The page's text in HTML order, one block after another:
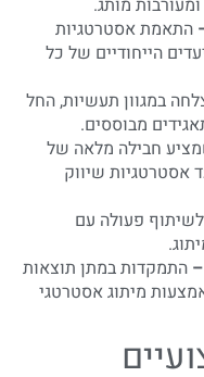
מותג.
התאמת אסטרטגיות
הייחודיים של כל
במגוון תעשיות, החל
מבוססים.
חבילה מלאה של
אסטרטגיות שיווק
פעולה עם
התמקדות במתן תוצאות
מיתוג אסטרטגי